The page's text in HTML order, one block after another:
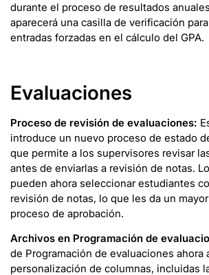
durante el proceso de resultados
aparecerá una casilla de verificación
entradas forzadas en el cálculo del GPA.
Evaluaciones
Proceso de revisión de evaluaciones:
introduce un nuevo proceso de estado
que permite a los supervisores revisar
antes de enviarlas a revisión de notas.
pueden ahora seleccionar estudiantes
revisión de notas, lo que les da un
proceso de aprobación.
Archivos en Programación de
de Programación de evaluaciones ahora
personalización de columnas, incluidas